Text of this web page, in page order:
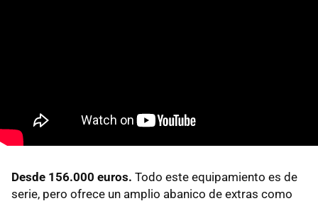
Desde 156.000 euros. Todo este equipamiento es de
serie, pero ofrece un amplio abanico de extras como